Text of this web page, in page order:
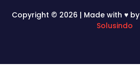
Copyright © 2026 | Made with ♥ by
Solusindo